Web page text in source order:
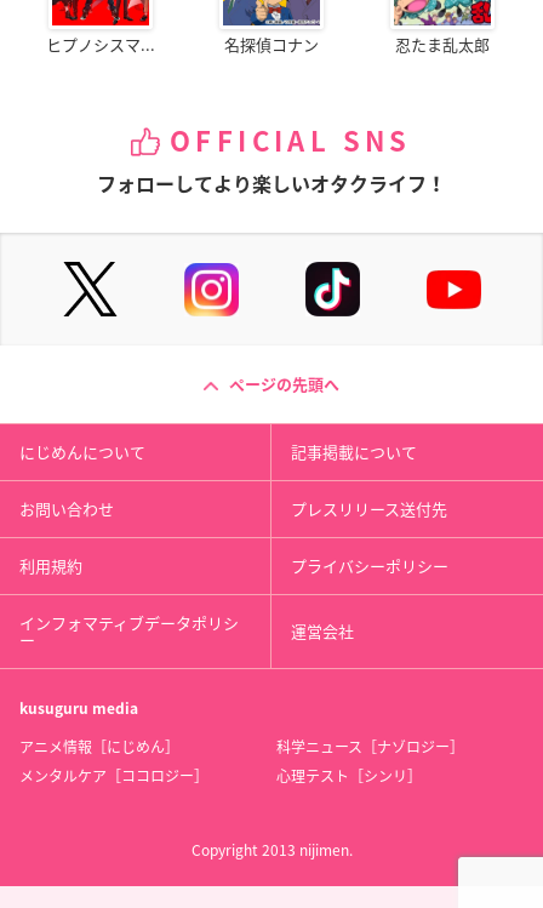
ヒプノシスマ... 名探偵コナン 忍たま乱太郎
OFFICIAL SNS
フォローしてより楽しいオタクライフ！
ページの先頭へ
にじめんについて 記事掲載について
お問い合わせ プレスリリース送付先
利用規約 プライバシーポリシー
インフォマティブデータポリシ
ー 運営会社
kusuguru media
アニメ情報［にじめん］
科学ニュース［ナゾロジー］
メンタルケア［ココロジー］
心理テスト［シンリ］
Copyright 2013 nijimen.